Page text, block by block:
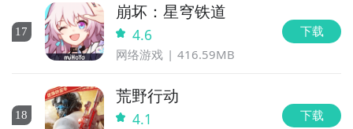
17
崩坏：星穹铁道
4.6
网络游戏 416.59MB
下载
18
荒野行动
4.1 下载